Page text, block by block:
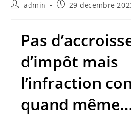
admin 29 décembre
Pas
d’impôt mais
l’infraction
quand même…